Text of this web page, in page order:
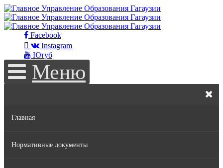
Facebook
Instagram
Ютуб
Меню
Главная
Нормативные документы